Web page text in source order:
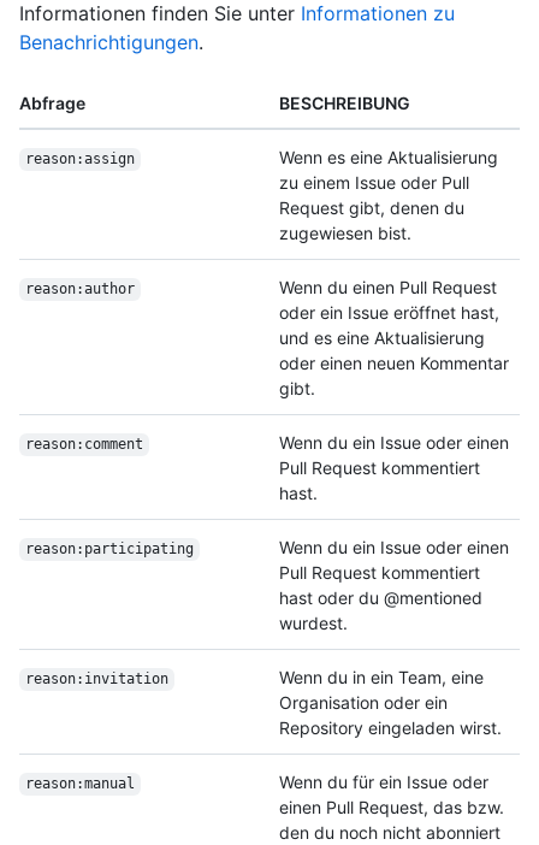
Informationen finden Sie unter Informationen zu
Benachrichtigungen.
Abfrage BESCHREIBUNG
reason:assign
Wenn es eine Aktualisierung
zu einem Issue oder Pull
Request gibt, denen du
zugewiesen bist.
reason:author
Wenn du einen Pull Request
oder ein Issue eröffnet hast,
und es eine Aktualisierung
oder einen neuen Kommentar
gibt.
reason:comment
Wenn du ein Issue oder einen
Pull Request kommentiert
hast.
reason:participating
Wenn du ein Issue oder einen
Pull Request kommentiert
hast oder du @mentioned
wurdest.
reason:invitation
Wenn du in ein Team, eine
Organisation oder ein
Repository eingeladen wirst.
reason:manual
Wenn du für ein Issue oder
einen Pull Request, das bzw.
den du noch nicht abonniert